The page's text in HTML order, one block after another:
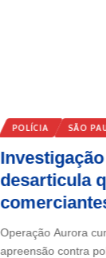
POLÍCIA SÃO
desarticula
Operação Aurora
apreensão contra